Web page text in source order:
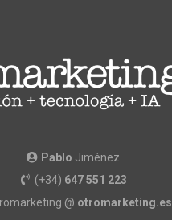
Pablo Jiménez
(+34) 647 551 223
@ otromarketing.es